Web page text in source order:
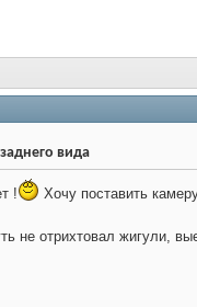
вида
! Хочу поставить
не отрихтовал жигули,